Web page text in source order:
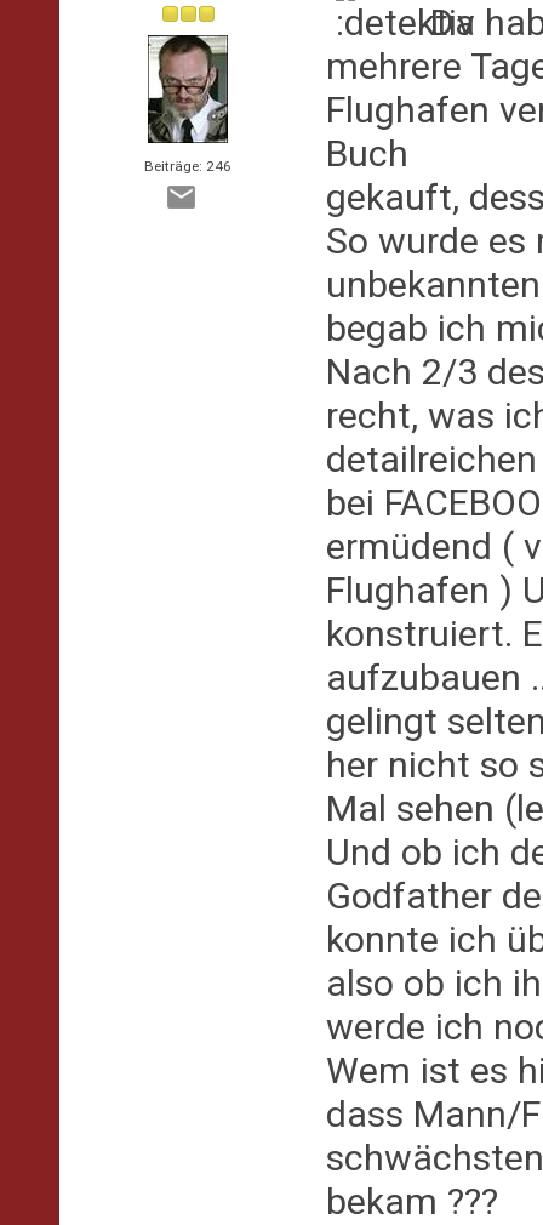
Beiträge: 246
Da
mehrere
Flughafen
Buch
gekauft,
So wurde
begab ich
Nach 2/3
recht, was
bei
ermüdend (
Flughafen )
konstruiert.
aufzubauen
gelingt
her nicht so
Mal sehen
Und ob ich
Godfather
konnte ich
also ob ich
werde ich
Wem ist es
dass Mann/
bekam ???